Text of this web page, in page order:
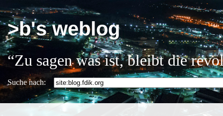
>b's weblog
“Zu sagen was ist, bleibt die
Suche nach: